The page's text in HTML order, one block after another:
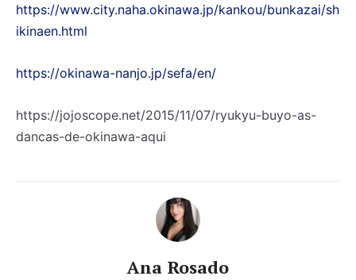
https://www.city.naha.okinawa.jp/kankou/bunkazai/sh
ikinaen.html
https://okinawa-nanjo.jp/sefa/en/
https://jojoscope.net/2015/11/07/ryukyu-buyo-as-
dancas-de-okinawa-aqui
Ana Rosado